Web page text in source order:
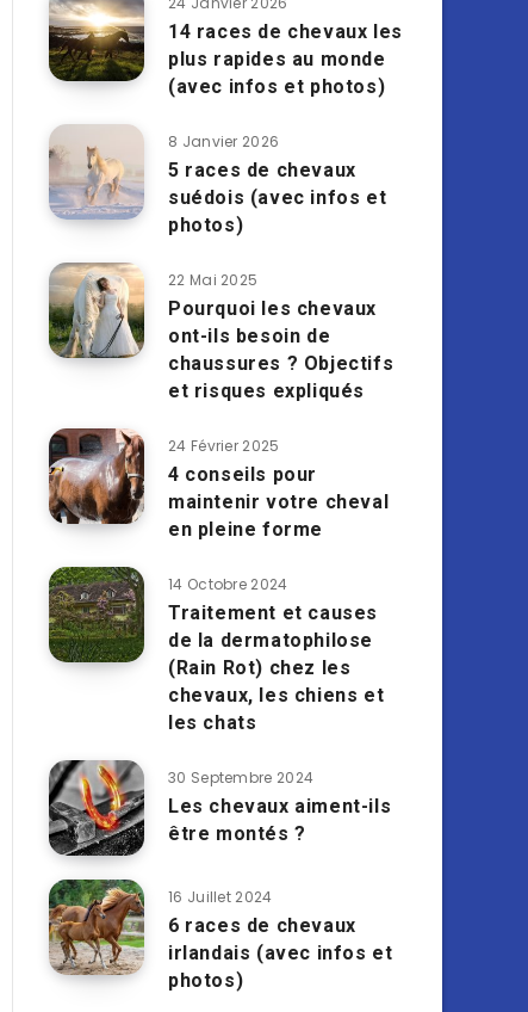
14 races de chevaux les
plus rapides au monde
(avec infos et photos)
8 Janvier 2026
5 races de chevaux
suédois (avec infos et
photos)
22 Mai 2025
Pourquoi les chevaux
ont-ils besoin de
chaussures ? Objectifs
et risques expliqués
24 Février 2025
4 conseils pour
maintenir votre cheval
en pleine forme
14 Octobre 2024
Traitement et causes
de la dermatophilose
(Rain Rot) chez les
chevaux, les chiens et
les chats
30 Septembre 2024
Les chevaux aiment-ils
être montés ?
16 Juillet 2024
6 races de chevaux
irlandais (avec infos et
photos)